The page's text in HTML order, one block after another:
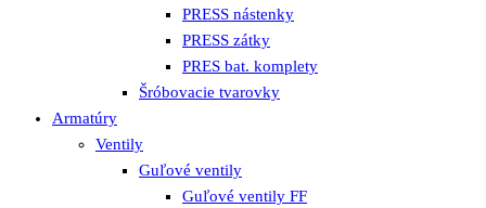
PRESS nástenky
PRESS zátky
PRES bat. komplety
Šróbovacie tvarovky
Armatúry
Ventily
Guľové ventily
Guľové ventily FF